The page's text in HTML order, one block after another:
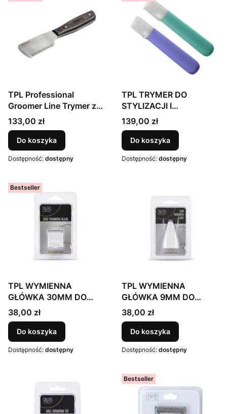
TPL Professional
Groomer Line Trymer z
zębami średniej grubości
i drewnianym uchwytem,
brązowy, 16cm
(15ząbków)
Cena
133,00 zł
Do koszyka
Dostępność: dostępny
TPL TRYMER DO
STYLIZACJI I
PRZYCINANIA, ZESTAW
2szt.
Cena
139,00 zł
Do koszyka
Dostępność: dostępny
Bestseller
TPL WYMIENNA
GŁÓWKA 30MM DO
MASZYNKI 3 W 1
(TPL70151)
Cena
38,00 zł
Do koszyka
Dostępność: dostępny
TPL WYMIENNA
GŁÓWKA 9MM DO
MASZYNKI 3 W 1
(TPL70151)
Cena
38,00 zł
Do koszyka
Dostępność: dostępny
Bestseller